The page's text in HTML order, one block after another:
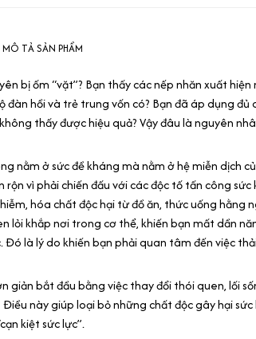
TẢ SẢN PHẨM
bị ốm “vặt”? Bạn thấy các nếp nhăn xuất
đàn hồi và trẻ trung vốn có? Bạn đã áp dụng đủ
thấy được hiệu quả? Vậy đâu là nguyên
nằm ở sức đề kháng mà nằm ở hệ miễn dịch
rộn vì phải chiến đấu với các độc tố tấn công sức
hóa chất độc hại từ đồ ăn, thức uống hằng
lỏi khắp nơi trong cơ thể, khiến bạn mất dần
Đó là lý do khiến bạn phải quan tâm đến việc
giản bắt đầu bằng việc thay đổi thói quen, lối
này giúp loại bỏ những chất độc gây hại
kiệt sức lực”.